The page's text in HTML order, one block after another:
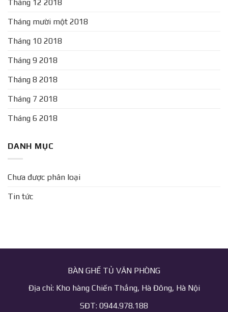
Tháng 12 2018
Tháng mười một 2018
Tháng 10 2018
Tháng 9 2018
Tháng 8 2018
Tháng 7 2018
Tháng 6 2018
DANH MỤC
Chưa được phân loại
Tin tức
BÀN GHẾ TỦ VĂN PHÒNG
Địa chỉ: Kho hàng Chiến Thắng, Hà Đông, Hà Nội
SĐT: 0944.978.188